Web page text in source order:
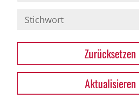
Zurücksetzen
Aktualisieren